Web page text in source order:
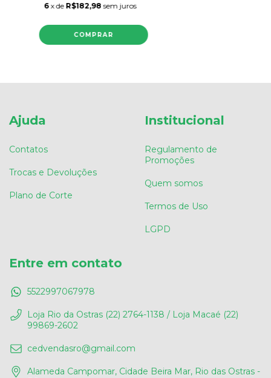
6 x de R$182,98 sem juros
Ajuda
Contatos
Trocas e Devoluções
Plano de Corte
Institucional
Regulamento de
Promoções
Quem somos
Termos de Uso
LGPD
Entre em contato
5522997067978
Loja Rio da Ostras (22) 2764-1138 / Loja Macaé (22)
99869-2602
cedvendasro@gmail.com
Alameda Campomar, Cidade Beira Mar, Rio das Ostras -